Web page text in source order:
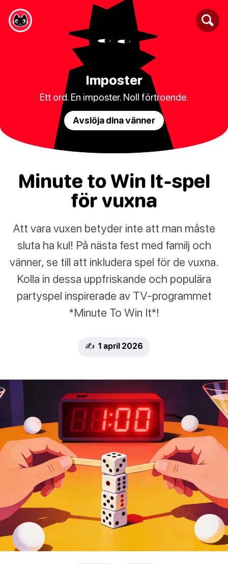
Imposter
Ett ord. En imposter. Noll förtroende.
Avslöja dina vänner
Minute to Win It-spel
för vuxna
Att vara vuxen betyder inte att man måste
sluta ha kul! På nästa fest med familj och
vänner, se till att inkludera spel för de vuxna.
Kolla in dessa uppfriskande och populära
partyspel inspirerade av TV-programmet
*Minute To Win It*!
✍️ 1 april 2026